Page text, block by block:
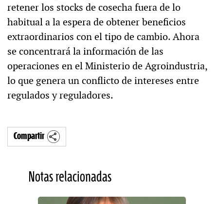
retener los stocks de cosecha fuera de lo
habitual a la espera de obtener beneficios
extraordinarios con el tipo de cambio. Ahora
se concentrará la información de las
operaciones en el Ministerio de Agroindustria,
lo que genera un conflicto de intereses entre
regulados y reguladores.
Compartir
Notas relacionadas